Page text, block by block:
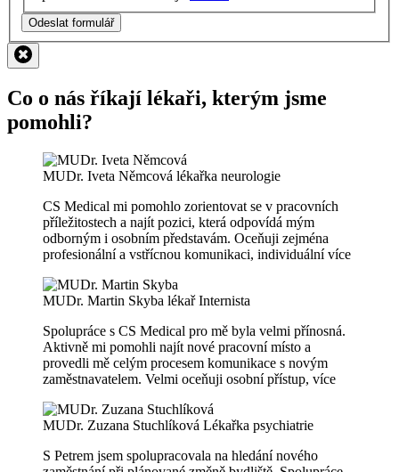
Odeslat formulář
Co o nás říkají lékaři, kterým jsme
pomohli?
MUDr. Iveta Němcová lékařka neurologie
CS Medical mi pomohlo zorientovat se v pracovních
příležitostech a najít pozici, která odpovídá mým
odborným i osobním představám. Oceňuji zejména
profesionální a vstřícnou komunikaci, individuálnívíce
MUDr. Martin Skyba lékař Internista
Spolupráce s CS Medical pro mě byla velmi přínosná.
Aktivně mi pomohli najít nové pracovní místo a
provedli mě celým procesem komunikace s novým
zaměstnavatelem. Velmi oceňuji osobní přístup, více
MUDr. Zuzana Stuchlíková Lékařka psychiatrie
S Petrem jsem spolupracovala na hledání nového